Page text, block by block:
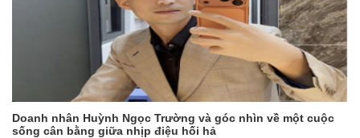
Doanh nhân Huỳnh Ngọc Trường và góc nhìn về một cuộc
sống cân bằng giữa nhịp điệu hối hả